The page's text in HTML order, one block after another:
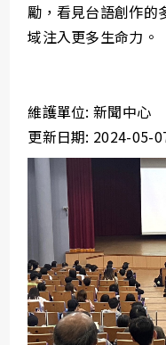
勵，看見台語創作的
域注入更多生命力。
維護單位: 新聞中心
更新日期: 2024-05-